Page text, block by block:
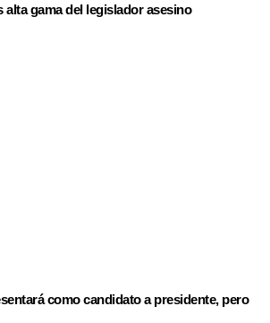
alta gama del legislador asesino
como candidato a presidente, pero